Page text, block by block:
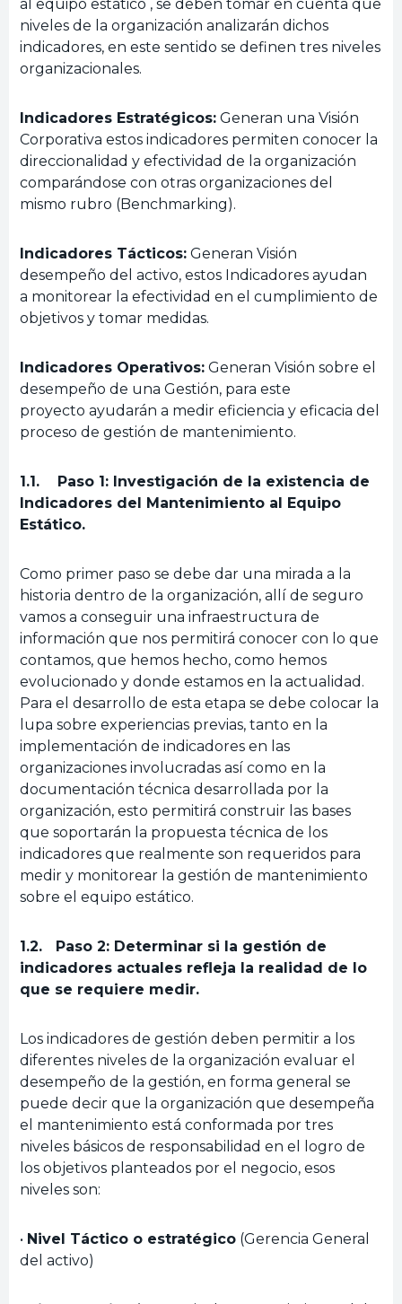
al equipo estático , se deben tomar en cuenta que
niveles de la organización analizarán dichos
indicadores, en este sentido se definen tres niveles
organizacionales.
Indicadores Estratégicos: Generan una Visión
Corporativa estos indicadores permiten conocer la
direccionalidad y efectividad de la organización
comparándose con otras organizaciones del
mismo rubro (Benchmarking).
Indicadores Tácticos: Generan Visión
desempeño del activo, estos Indicadores ayudan
a monitorear la efectividad en el cumplimiento de
objetivos y tomar medidas.
Indicadores Operativos: Generan Visión sobre el
desempeño de una Gestión, para este
proyecto ayudarán a medir eficiencia y eficacia del
proceso de gestión de mantenimiento.
1.1. Paso 1: Investigación de la existencia de
Indicadores del Mantenimiento al Equipo
Estático.
Como primer paso se debe dar una mirada a la
historia dentro de la organización, allí de seguro
vamos a conseguir una infraestructura de
información que nos permitirá conocer con lo que
contamos, que hemos hecho, como hemos
evolucionado y donde estamos en la actualidad.
Para el desarrollo de esta etapa se debe colocar la
lupa sobre experiencias previas, tanto en la
implementación de indicadores en las
organizaciones involucradas así como en la
documentación técnica desarrollada por la
organización, esto permitirá construir las bases
que soportarán la propuesta técnica de los
indicadores que realmente son requeridos para
medir y monitorear la gestión de mantenimiento
sobre el equipo estático.
1.2. Paso 2: Determinar si la gestión de
indicadores actuales refleja la realidad de lo
que se requiere medir.
Los indicadores de gestión deben permitir a los
diferentes niveles de la organización evaluar el
desempeño de la gestión, en forma general se
puede decir que la organización que desempeña
el mantenimiento está conformada por tres
niveles básicos de responsabilidad en el logro de
los objetivos planteados por el negocio, esos
niveles son:
• Nivel Táctico o estratégico (Gerencia General
del activo)